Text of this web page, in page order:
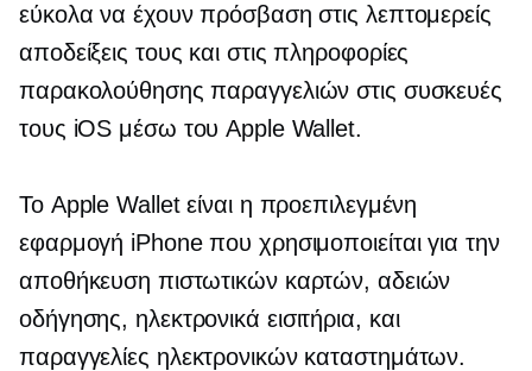
εύκολα να έχουν πρόσβαση στις λεπτομερείς
αποδείξεις τους και στις πληροφορίες
παρακολούθησης παραγγελιών στις συσκευές
τους iOS μέσω του Apple Wallet.
Το Apple Wallet είναι η προεπιλεγμένη
εφαρμογή iPhone που χρησιμοποιείται για την
αποθήκευση πιστωτικών καρτών, αδειών
οδήγησης, ηλεκτρονικά εισιτήρια, και
παραγγελίες ηλεκτρονικών καταστημάτων.